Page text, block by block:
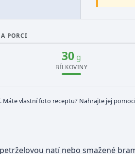
PORCI
30 g
BÍLKOVINY
Máte vlastní foto receptu? Nahrajte jej
natí nebo smažené